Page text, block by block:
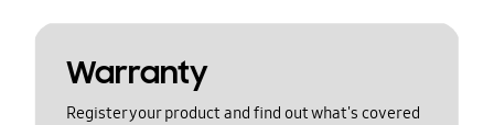
Warranty
Register your product and find out what's covered